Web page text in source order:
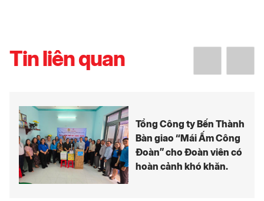
Tin liên quan
Tổng Công ty Bến Thành
Bàn giao “Mái Ấm Công
Đoàn” cho Đoàn viên có
hoàn cảnh khó khăn.